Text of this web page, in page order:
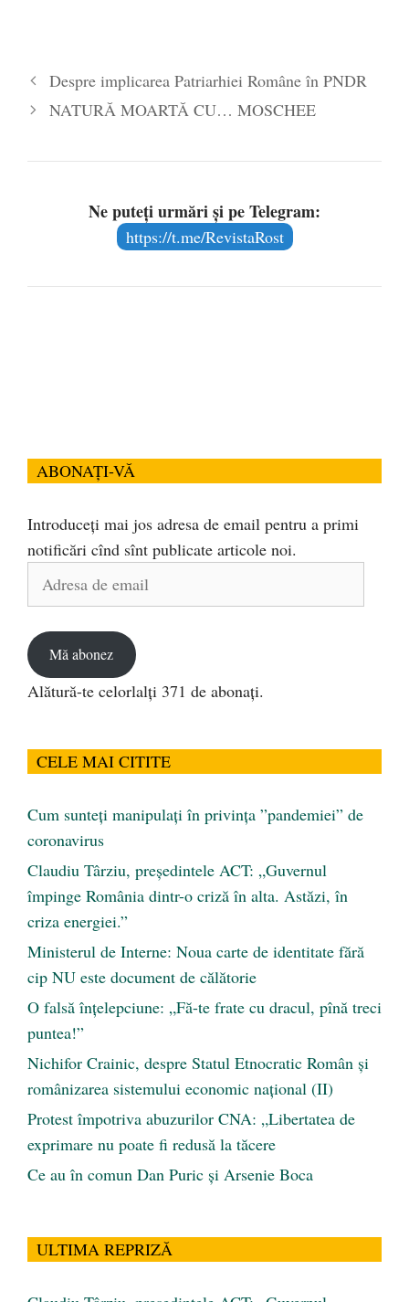
Despre implicarea Patriarhiei Române în PNDR
NATURĂ MOARTĂ CU… MOSCHEE
Ne puteți urmări și pe Telegram:
https://t.me/RevistaRost
ABONAȚI-VĂ
Introduceți mai jos adresa de email pentru a primi
notificări cînd sînt publicate articole noi.
Mă abonez
Alătură-te celorlalți 371 de abonați.
CELE MAI CITITE
Cum sunteți manipulați în privința ”pandemiei” de
coronavirus
Claudiu Târziu, președintele ACT: „Guvernul
împinge România dintr-o criză în alta. Astăzi, în
criza energiei.”
Ministerul de Interne: Noua carte de identitate fără
cip NU este document de călătorie
O falsă înțelepciune: „Fă-te frate cu dracul, pînă treci
puntea!”
Nichifor Crainic, despre Statul Etnocratic Român şi
românizarea sistemului economic naţional (II)
Protest împotriva abuzurilor CNA: „Libertatea de
exprimare nu poate fi redusă la tăcere
Ce au în comun Dan Puric şi Arsenie Boca
ULTIMA REPRIZĂ